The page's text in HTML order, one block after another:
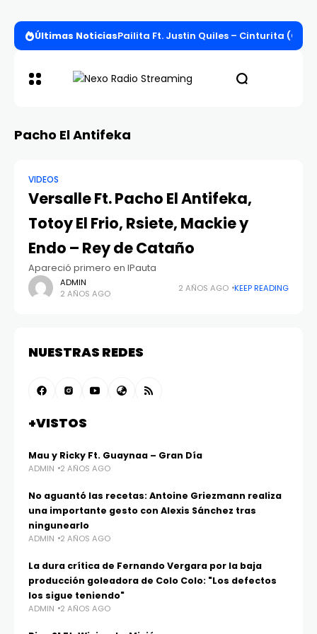
Últimas NoticiasPailita Ft. Justin Quiles – Cinturita
Pacho El Antifeka
VIDEOS
Versalle Ft. Pacho El Antifeka,
Totoy El Frio, Rsiete, Mackie y
Endo – Rey de Cataño
Apareció primero en IPauta
ADMIN
2 AÑOS AGO
2 AÑOS AGO KEEP READING
NUESTRAS REDES
+VISTOS
Mau y Ricky Ft. Guaynaa – Gran Día
ADMIN 2 AÑOS AGO
No aguantó las recetas: Antoine Griezmann realiza
una importante gesto con Alexis Sánchez tras
ningunearlo
ADMIN 2 AÑOS AGO
La dura crítica de Fernando Vergara por la baja
producción goleadora de Colo Colo: "Los defectos
los sigue teniendo"
ADMIN 2 AÑOS AGO